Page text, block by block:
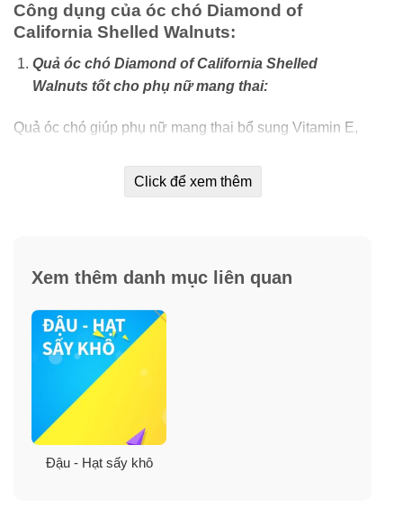
Công dụng của óc chó Diamond of
California Shelled Walnuts:
Quả óc chó Diamond of California Shelled
Walnuts tốt cho phụ nữ mang thai:
Quả óc chó giúp phụ nữ mang thai bổ sung Vitamin E,
axit amin L-Arginne trong quả óc chó có tác dụng rất lớn
trong sự thúc đẩy phát triển não bộ của thai nhi và trẻ
Click để xem thêm
Xem thêm danh mục liên quan
Đậu - Hạt sấy khô